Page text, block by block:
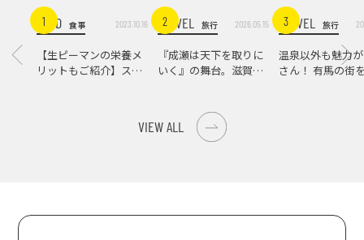
1FOOD 食事 2023.10.16
【生ピーマンの栄養メ
リットもご紹介】スパ
2
TRAVEL 旅行 2026.05.15
『成瀬は天下を取りに
いく』の舞台。滋賀県
3
TRAVEL 旅行
温泉以外も魅力
さん！ 有馬の街
VIEW ALL